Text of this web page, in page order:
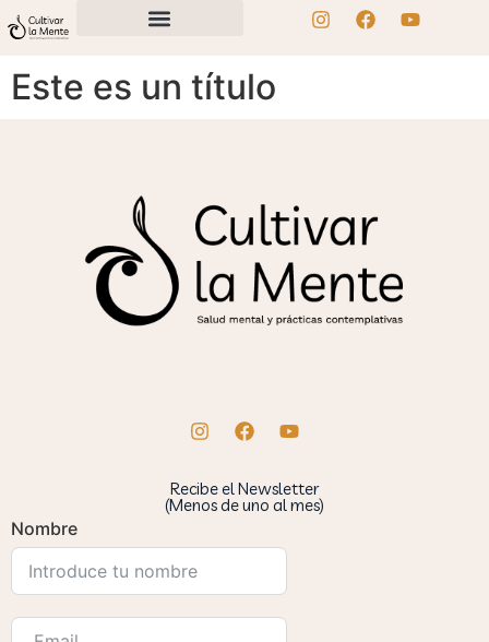
Este es un título
Recibe el Newsletter
(Menos de uno al mes)
Nombre